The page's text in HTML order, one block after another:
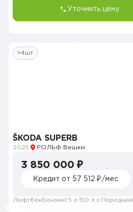
Уточнить цену
>4шт
ŠKODA SUPERB
2025 РОЛЬФ Вешки
3 850 000 ₽
Кредит от 57 512 ₽/мес
Лифтбек Бензин1.5 л. 150 л.с. Передний